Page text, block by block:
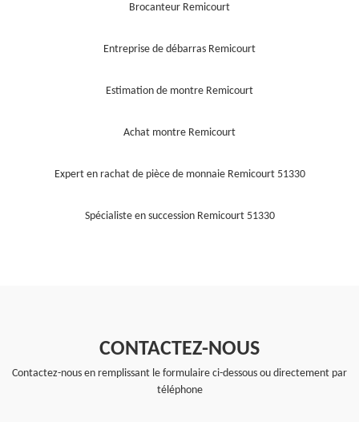
Brocanteur Remicourt
Entreprise de débarras Remicourt
Estimation de montre Remicourt
Achat montre Remicourt
Expert en rachat de pièce de monnaie Remicourt 51330
Spécialiste en succession Remicourt 51330
CONTACTEZ-NOUS
Contactez-nous en remplissant le formulaire ci-dessous ou directement par
téléphone